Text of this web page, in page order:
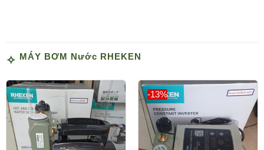
MÁY BƠM Nước RHEKEN
-13%